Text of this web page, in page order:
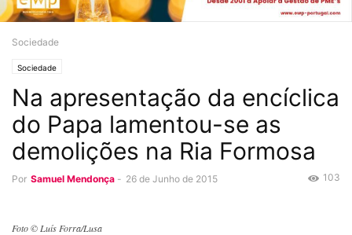
Sociedade
Sociedade
Na apresentação da encíclica
do Papa lamentou-se as
demolições na Ria Formosa
Por Samuel Mendonça - 26 de Junho de 2015 103
Foto © Luís Forra/Lusa